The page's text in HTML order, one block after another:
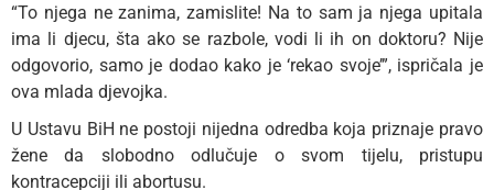
“To njega ne zanima, zamislite! Na to sam ja njega upitala
ima li djecu, šta ako se razbole, vodi li ih on doktoru? Nije
odgovorio, samo je dodao kako je ‘rekao svoje’”, ispričala je
ova mlada djevojka.
U Ustavu BiH ne postoji nijedna odredba koja priznaje pravo
žene da slobodno odlučuje o svom tijelu, pristupu
kontracepciji ili abortusu.